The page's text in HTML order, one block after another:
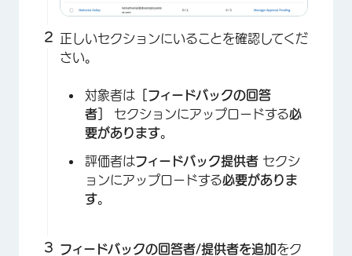
正しいセクションにいることを確認してくだ
さい。
対象者は ［フィードバックの回答
者］ セクションにアップロードする必
要があります。
評価者はフィードバック提供者 セクシ
ョンにアップロードする必要がありま
す。
フィードバックの回答者/提供者を追加をク